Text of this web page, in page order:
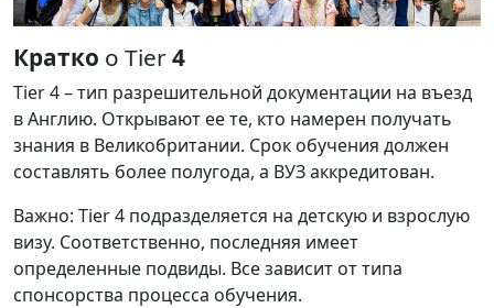
Кратко о Tier4
Tier4–тип разрешительной документации на въезд
вАнглию. Открывают еете, кто намерен получать
знания в Великобритании. Срок обучения должен
составлять более полугода, а ВУЗаккредитован.
Важно: Tier4 подразделяется на детскую и взрослую
визу. Соответственно, последняя имеет
определенные подвиды. Всезависит оттипа
спонсорства процесса обучения.